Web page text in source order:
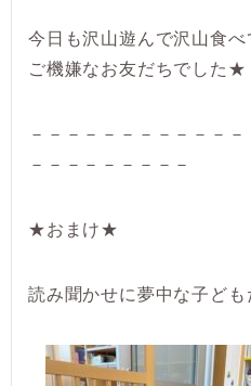
今日も沢山遊んで沢山食べ
ご機嫌なお友だちでした★
－－－－－－－－－－－
－－－－－－－－－
★おまけ★
読み聞かせに夢中な子ど